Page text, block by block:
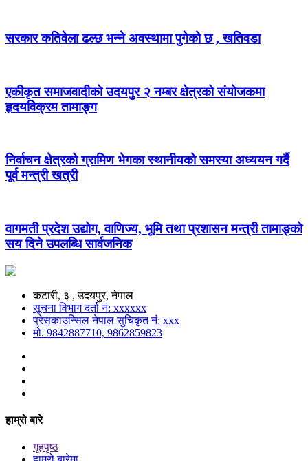
सरकार कतिवेला ढल्छ भन्ने अवस्थामा पुगेको छ , खतिवडा
एकीकृत समाजवादीको उदयपुर २ नम्बर क्षेत्रको संयोजकमा
हृदयविक्रम तामाङ्ग
निर्वाचन क्षेत्रको ग्रामिण भेगका स्थानीयको समस्या अध्ययन गर्दै
पूर्व मन्त्री खत्री
वागमती प्रदेश उद्योग, वाणिज्य, भूमि तथा प्रशासन मन्त्री तामाङ्को
सय दिने उपलब्धि सार्वजनिक
कटारी, ३ , उदयपुर, नेपाल
सूचना विभाग दर्ता नं: xxxxxx
प्रेसकाउन्सिल नेपाल सुचिकृत नं: xxx
मो. 9842887710, 9862859823
हाम्रो बारे
गृहपृष्ठ